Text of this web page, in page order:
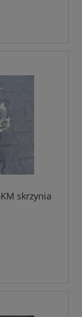
skrzynia